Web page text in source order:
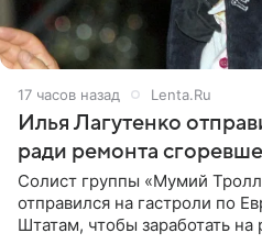
17 часов назад Lenta.Ru
Илья Лагутенко
ради ремонта
Солист группы «Мумий
отправился на гастроли по
Штатам, чтобы заработать